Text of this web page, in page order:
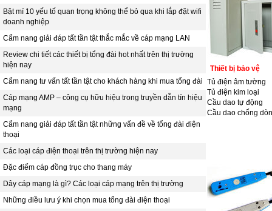
Bật mí 10 yếu tố quan trọng không thể bỏ qua khi lắp đặt wifi
doanh nghiệp
Cẩm nang giải đáp tất tần tật thắc mắc về cáp mạng LAN
Review chi tiết các thiết bị tổng đài hot nhất trên thị trường
hiện nay
Cẩm nang tư vấn tất tần tật cho khách hàng khi mua tổng đài
Cáp mạng AMP – công cụ hữu hiệu trong truyền dẫn tín hiệu
mạng
Cẩm nang giải đáp tất tần tật những vấn đề về tổng đài điện
thoại
Các loại cáp điện thoại trên thị trường hiện nay
Đặc điểm cáp đồng trục cho thang máy
Dây cáp mạng là gì? Các loại cáp mạng trên thị trường
Những điều lưu ý khi chọn mua tổng đài điện thoại
Thiết bị bảo vệ
Tủ điện âm tường
Tủ điện kim loại
Cầu dao tự động
Cầu dao chống